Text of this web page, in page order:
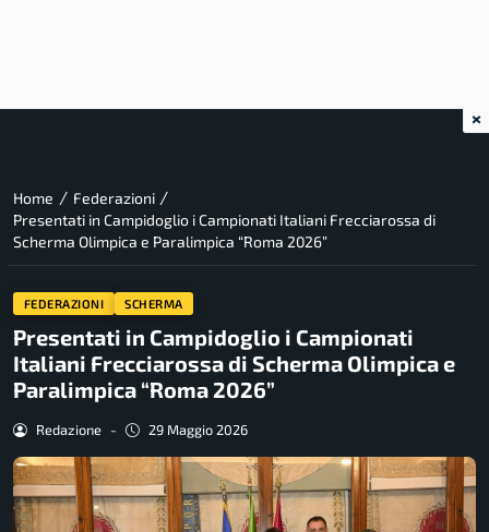
Home / Federazioni /
Presentati in Campidoglio i Campionati Italiani Frecciarossa di
Scherma Olimpica e Paralimpica “Roma 2026”
FEDERAZIONI SCHERMA
Presentati in Campidoglio i Campionati
Italiani Frecciarossa di Scherma Olimpica e
Paralimpica “Roma 2026”
Redazione - 29 Maggio 2026
×